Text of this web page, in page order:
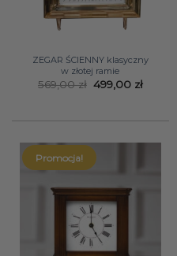
ZEGAR ŚCIENNY klasyczny
w złotej ramie
569,00zł Pierwotna
cena
499,00 zł
Promocja!